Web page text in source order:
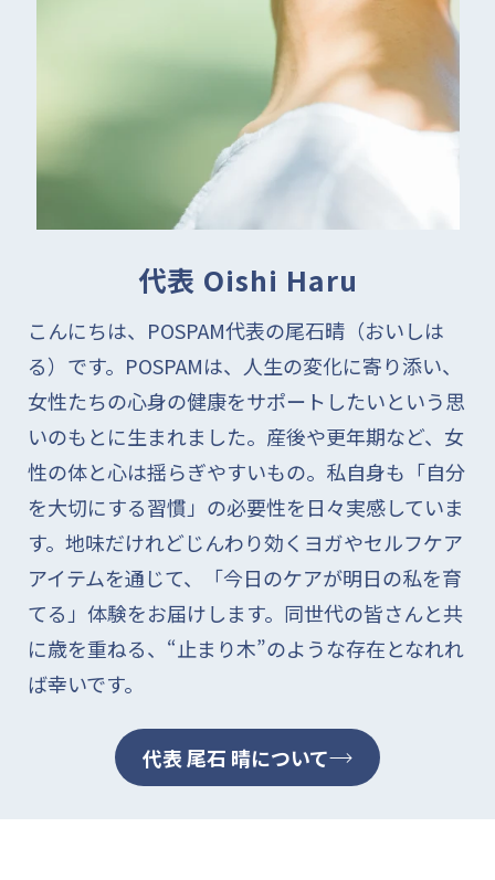
AYA
温かいです！
08/02/2026
匿名
とても良い商品だと思いま
す。特にオイルの香り二、使
用する度に癒されています！
08/01/2026
冬場に愛用し暑くなるころに
冬物と一緒にしまいました
代表 Oishi Haru
こんにちは、POSPAM代表の尾石晴（おいしは
る）です。 POSPAMは、人生の変化に寄り添い、
女性たちの心身の健康をサポートしたいという思
いのもとに生まれました。産後や更年期など、女
性の体と心は揺らぎやすいもの。私自身も「自分
を大切にする習慣」の必要性を日々実感していま
す。地味だけれどじんわり効くヨガやセルフケア
アイテムを通じて、「今日のケアが明日の私を育
てる」体験をお届けします。同世代の皆さんと共
に歳を重ねる、“止まり木”のような存在となれれ
ば幸いです。
代表 尾石 晴について